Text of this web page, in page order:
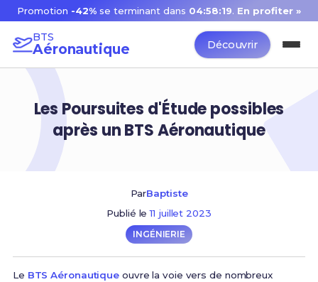
Promotion -42%se terminant dans 04:58:18. En profiter »
BTS
Aéronautique Découvrir
Les Poursuites d'Étude possibles
après un BTS Aéronautique
ParBaptiste
Publié le11 juillet 2023
INGÉNIERIE
Le BTS Aéronautique ouvre la voie vers de nombreux